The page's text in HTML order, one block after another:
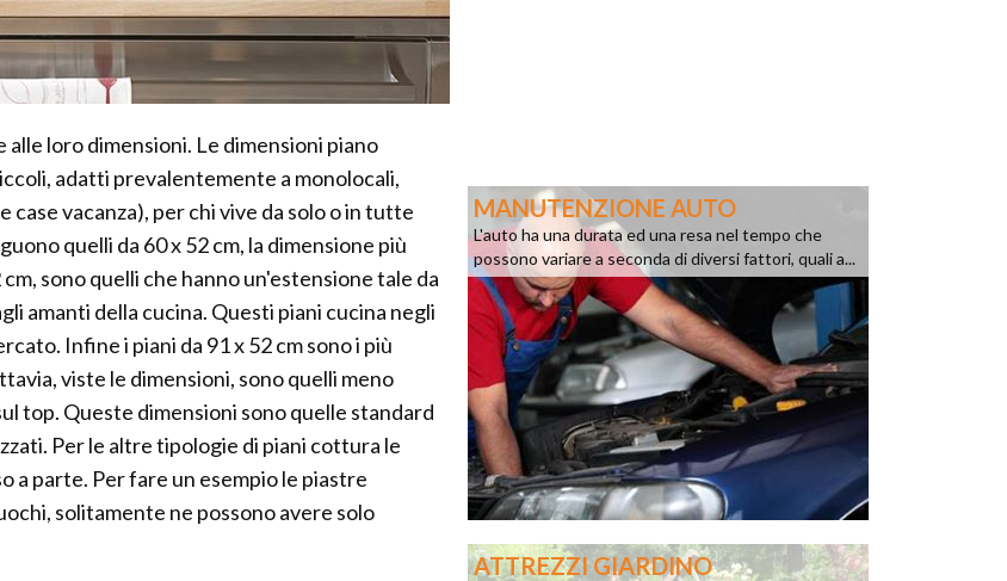
loro dimensioni. Le dimensioni piano
adatti prevalentemente a monolocali,
vacanza), per chi vive da solo o in tutte
quelli da 60 x 52 cm, la dimensione più
sono quelli che hanno un'estensione tale da
amanti della cucina. Questi piani cucina negli
Infine i piani da 91 x 52 cm sono i più
viste le dimensioni, sono quelli meno
top. Queste dimensioni sono quelle standard
Per le altre tipologie di piani cottura le
a parte. Per fare un esempio le piastre
solitamente ne possono avere solo
MANUTENZIONE AUTO
L'auto ha una durata ed una resa nel tempo che
possono variare a seconda di diversi fattori, quali a...
ATTREZZI GIARDINO